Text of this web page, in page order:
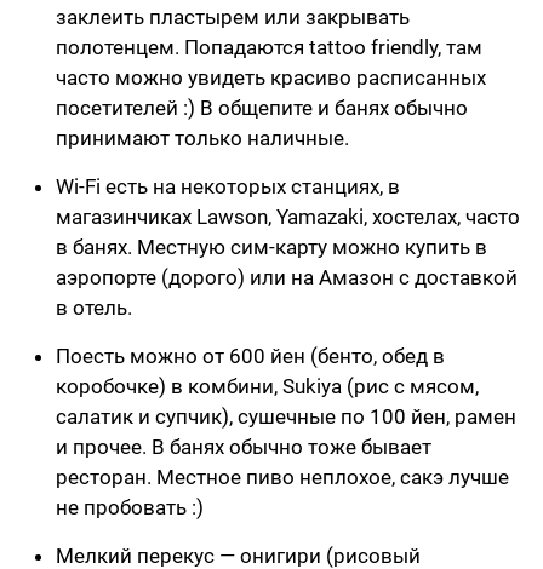
заклеить пластырем или закрывать
полотенцем. Попадаются tattoo friendly, там
часто можно увидеть красиво расписанных
посетителей :) В общепите и банях обычно
принимают только наличные.
Wi-Fi есть на некоторых станциях, в
магазинчиках Lawson, Yamazaki, хостелах, часто
в банях. Местную сим-карту можно купить в
аэропорте (дорого) или на Амазон с доставкой
в отель.
Поесть можно от 600 йен (бенто, обед в
коробочке) в комбини, Sukiya (рис с мясом,
салатик и супчик), сушечные по 100 йен, рамен
и прочее. В банях обычно тоже бывает
ресторан. Местное пиво неплохое, сакэ лучше
не пробовать :)
Мелкий перекус — онигири (рисовый